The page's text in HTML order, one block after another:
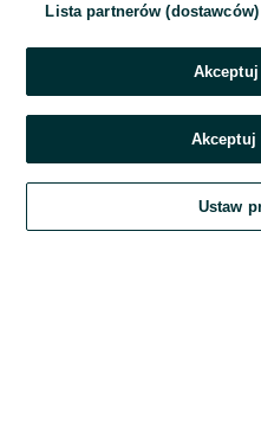
Kontynuując za pośrednictwem
Lista partnerów (dostawców)
Akceptuj
Ustaw